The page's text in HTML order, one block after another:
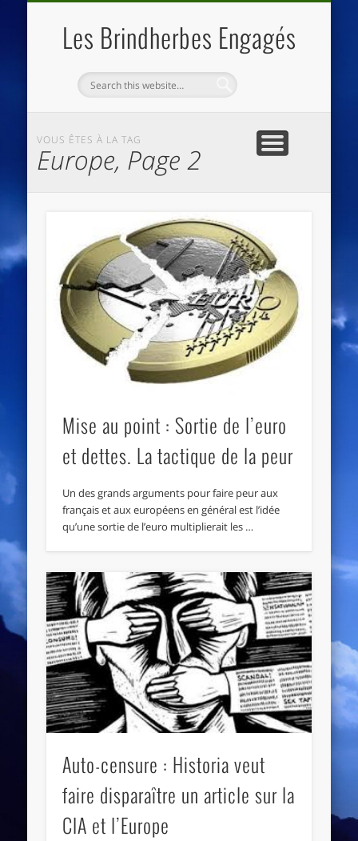
Les Brindherbes Engagés
VOUS ÊTES À LA TAG
Europe, Page 2
Mise au point : Sortie de l’euro
et dettes. La tactique de la peur
Un des grands arguments pour faire peur aux
français et aux européens en général est l’idée
qu’une sortie de l’euro multiplierait les …
Auto-censure : Historia veut
faire disparaître un article sur la
CIA et l’Europe